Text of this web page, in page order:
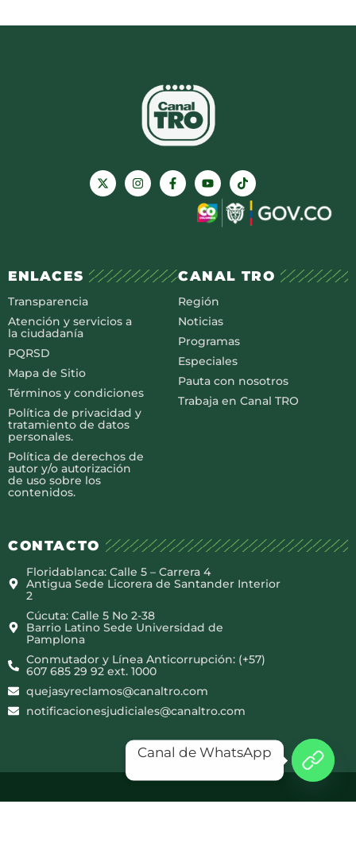
ENLACES
Transparencia
Atención y servicios a
la ciudadanía
PQRSD
Mapa de Sitio
Términos y condiciones
Política de privacidad y
tratamiento de datos
personales.
Política de derechos de
autor y/o autorización
de uso sobre los
contenidos.
CANAL TRO
Región
Noticias
Programas
Especiales
Pauta con nosotros
Trabaja en Canal TRO
CONTACTO
Floridablanca: Calle 5 – Carrera 4
Antigua Sede Licorera de Santander Interior
2
Cúcuta: Calle 5 No 2-38
Barrio Latino Sede Universidad de
Pamplona
Conmutador y Línea Anticorrupción: (+57)
607 685 29 92 ext. 1000
quejasyreclamos@canaltro.com
notificacionesjudiciales@canaltro.com
Canal de WhatsApp